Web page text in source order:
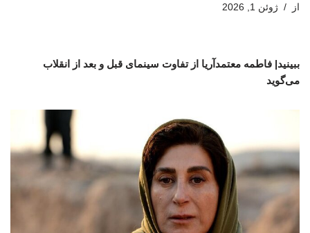
از ژوئن 1, 2026
ببینید| فاطمه معتمدآریا از تفاوت سینمای قبل و بعد از انقلاب
می‌گوید